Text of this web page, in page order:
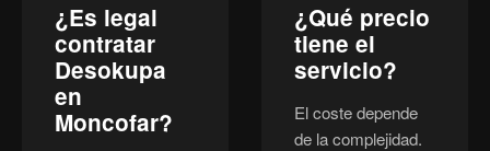
¿Es legal
contratar
Desokupa
en
Moncofar?
¿Qué precio
tiene el
servicio?
El coste depende
de la complejidad.